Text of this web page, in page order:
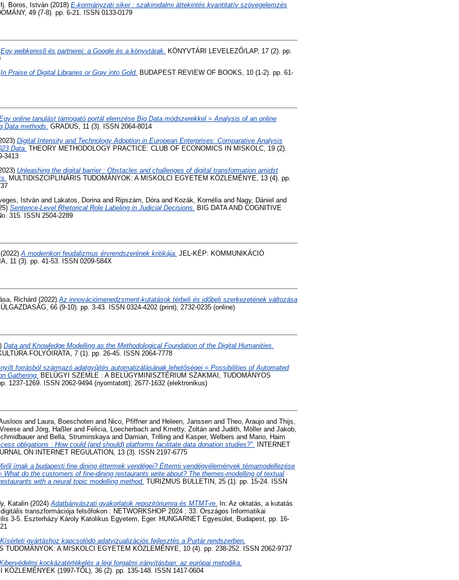
Ifj. Boros, István (2018) E-kormányzati siker : szakirodalmi áttekintés kvantitatív szövegelemzés
49 (7-8). pp. 6-21. ISSN 0133-0179
Egy webkeresõ és partnerei: a Google és a könyvtárak. KÖNYVTÁRI LEVELEZŐ/LAP, 17 (2). pp.
In Praise of Digital Libraries or Gray into Gold. BUDAPEST REVIEW OF BOOKS, 10 (1-2). pp. 61-
online tanulást támogató portál elemzése Big Data módszerekkel = Analysis of an online
Data methods. GRADUS, 11 (3). ISSN 2064-8014
Digital Intensity and Technology Adoption in European Enterprises: Comparative Analysis
Data. THEORY METHODOLOGY PRACTICE: CLUB OF ECONOMICS IN MISKOLC, 19 (2).
3413
Unleashing the digital barrier : Obstacles and challenges of digital transformation amidst
MULTIDISZCIPLINÁRIS TUDOMÁNYOK: A MISKOLCI EGYETEM KÖZLEMÉNYE, 13 (4). pp.
István and Lakatos, Dorina and Ripszám, Dóra and Kozák, Kornélia and Nagy, Dániel and
Sentence-Level Rhetorical Role Labeling in Judicial Decisions.
BIG DATA AND COGNITIVE
315. ISSN 2504-2289
(2022)A modernkori feudalizmus érvrendszerének kritikája. JEL-KÉP: KOMMUNIKÁCIÓ
11 (3). pp. 41-53. ISSN 0209-584X
Richárd (2022)Az innovációmenedzsment-kutatások térbeli és időbeli szerkezetének változása
66 (9-10). pp. 3-43. ISSN 0324-4202 (print), 2732-0235 (online)
Data and Knowledge Modelling as the Methodological Foundation of the Digital Humanities.
FOLYÓIRATA, 7 (1). pp. 26-45. ISSN 2064-7778
forrásból származó adatgyűjtés automatizálásának lehetőségei = Possibilities of Automated
Gathering.
BELÜGYI SZEMLE : A BELÜGYMINISZTÉRIUM SZAKMAI, TUDOMÁNYOS
1237-1269. ISSN 2062-9494 (nyomtatott); 2677-1632 (elektronikus)
and Laura, Boeschoten and Nico, Pfiffnerand Heleen, Janssen and Theo, Araujo and Thijs,
and Jörg, Haßlerand Felicia, Loecherbach and Kmetty, Zoltán and Judith, Möllerand Jakob,
and Bella, Struminskaya and Damian, Trilling and Kasper, Welbers and Mario, Haim
obligations : How could (and should) platforms facilitate data donation studies?". INTERNET
ON INTERNET REGULATION, 13 (3). ISSN 2197-6775
írnak a budapesti fine dining éttermek vendégei? Éttermi vendégvélemények témamodellezése
What do the customers of fine-dining restaurants write about? The themes-modelling of textual
with a neural topic modelling method. TURIZMUS BULLETIN, 25 (1). pp. 15-24. ISSN
Katalin (2024)Adatbányászati gyakorlatok repozitóriumra és MTMT-re.
In: Az oktatás, a kutatás
transzformációja felsőfokon : NETWORKSHOP 2024 : 33. Országos Informatikai
3-5. Eszterházy Károly Katolikus Egyetem, Eger. HUNGARNET Egyesület, Budapest, pp. 16-
Kísérleti gyártáshoz kapcsolódó adatvizualizációs fejlesztés a Purtár rendszerben.
TUDOMÁNYOK: A MISKOLCI EGYETEM KÖZLEMÉNYE, 10 (4). pp. 238-252. ISSN 2062-9737
kockázatértékelés a légi forgalmi irányításban: az európai metodika.
KÖZLEMÉNYEK (1997-TŐL), 36 (2). pp. 135-148. ISSN 1417-0604